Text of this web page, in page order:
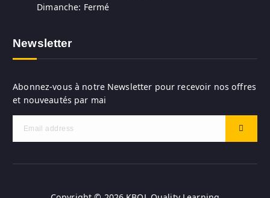
Dimanche: Fermé
Newsletter
Abonnez-vous à notre Newsletter pour recevoir nos offres
et nouveautés par mai